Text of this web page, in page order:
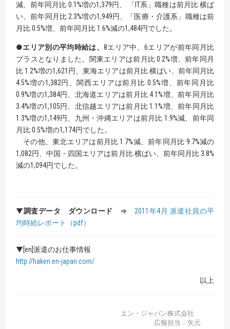
減、前年同月比 0.1%増の1,379円、 「IT系」職種は前月比 横ば
い、前年同月比 2.3%増の1,949円、「医療・介護系」職種は前
月比 0.5%増、前年同月比 1.6%減の1,484円でした。
●エリア別の平均時給は、 8エリア中、6エリアが前年同月比
プラスとなりました。関東エリアは前月比 0.2%増、前年同月
比 1.2%増の1,621円、東海エリアは前月比 横ばい、前年同月比
4.5%増の1,382円、関西エリアは前月比 0.5%増、前年同月比
0.9%増の1,384円、北海道エリアは前月比 4.1%増、前年同月比
3.4%増の1,105円、北信越エリアは前月比 1.1%増、前年同月比
1.3%増の1,149円、九州・沖縄エリアは前月比 1.9%減、前年同
月比 0.5%増の1,174円でした。
その他、東北エリアは前月比 1.7%減、前年同月比 9.7%減の
1,082円、中国・四国エリアは前月比 横ばい、前年同月比 3.8%
減の1,094円でした。
▼調査データ ダウンロード ⇒ 2011年4月 派遣社員の平
均時給レポート（pdf）
▼[en]派遣のお仕事情報
http://haken.en-japan.com/
以上
エン・ジャパン株式会社
広報担当：矢元